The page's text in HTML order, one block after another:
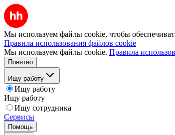
Мы используем файлы cookie, чтобы
Правила использования файлов cookie
Мы используем файлы cookie. Правила
Понятно
Ищу работу
Ищу работу
Ищу работу
Ищу сотрудника
Сервисы
Помощь